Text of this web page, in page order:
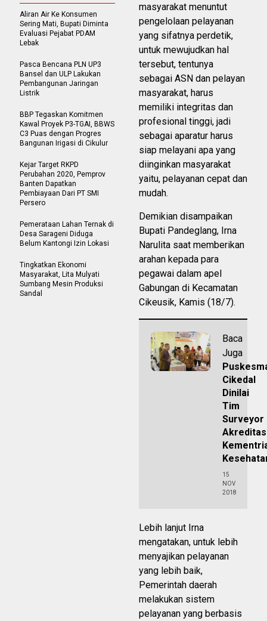
masyarakat menuntut
pengelolaan pelayanan
yang sifatnya perdetik,
untuk mewujudkan hal
tersebut, tentunya
sebagai ASN dan pelayan
masyarakat, harus
memiliki integritas dan
profesional tinggi, jadi
sebagai aparatur harus
siap melayani apa yang
diinginkan masyarakat
yaitu, pelayanan cepat dan
mudah.
Demikian disampaikan
Bupati Pandeglang, Irna
Narulita saat memberikan
arahan kepada para
pegawai dalam apel
Gabungan di Kecamatan
Cikeusik, Kamis (18/7).
Baca
Juga
Cikedal
Dinilai
Tim
Surveyor
15
NOV
2018
Lebih lanjut Irna
mengatakan, untuk lebih
menyajikan pelayanan
yang lebih baik,
Pemerintah daerah
melakukan sistem
pelayanan yang berbasis
Aliran Air Ke Konsumen
Sering Mati, Bupati Diminta
Evaluasi Pejabat PDAM
Lebak
Pasca Bencana PLN UP3
Bansel dan ULP Lakukan
Pembangunan Jaringan
Listrik
BBP Tegaskan Komitmen
Kawal Proyek P3-TGAI, BBWS
C3 Puas dengan Progres
Bangunan Irigasi di Cikulur
Kejar Target RKPD
Perubahan 2020, Pemprov
Banten Dapatkan
Pembiayaan Dari PT SMI
Persero
Pemerataan Lahan Ternak di
Desa Sarageni Diduga
Belum Kantongi Izin Lokasi
Tingkatkan Ekonomi
Masyarakat, Lita Mulyati
Sumbang Mesin Produksi
Sandal